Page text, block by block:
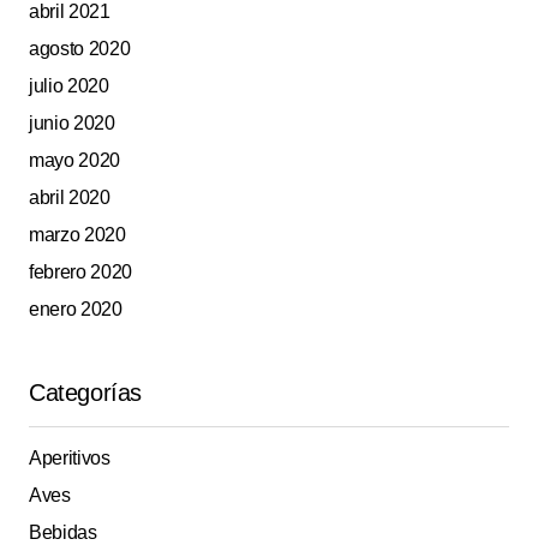
abril 2021
agosto 2020
julio 2020
junio 2020
mayo 2020
abril 2020
marzo 2020
febrero 2020
enero 2020
Categorías
Aperitivos
Aves
Bebidas